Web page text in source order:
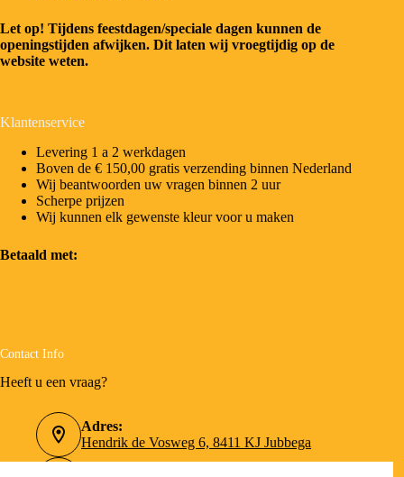
Let op! Tijdens feestdagen/speciale dagen kunnen de
openingstijden afwijken. Dit laten wij vroegtijdig op de
website weten.
Klantenservice
Levering 1 a 2 werkdagen
Boven de € 150,00 gratis verzending binnen Nederland
Wij beantwoorden uw vragen binnen 2 uur
Scherpe prijzen
Wij kunnen elk gewenste kleur voor u maken
Betaald met:
Contact Info
Heeft u een vraag?
Adres:
Hendrik de Vosweg 6, 8411 KJ Jubbega